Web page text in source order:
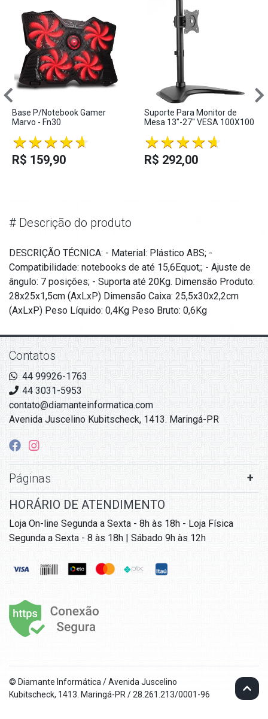
Base P/Notebook Gamer
Marvo - Fn30
R$ 159,90
Suporte Para Monitor de
Mesa 13"-27'' VESA 100X100
R$ 292,00
# Descrição do produto
DESCRIÇÃO TÉCNICA: - Material: Plástico ABS; -
Compatibilidade: notebooks de até 15,6Equot;; - Ajuste de
ângulo: 7 posições; - Suporta até 20Kg. Dimensão Produto:
28x25x1,5cm (AxLxP) Dimensão Caixa: 25,5x30x2,2cm
(AxLxP) Peso Líquido: 0,4Kg Peso Bruto: 0,6Kg
Contatos
44 99926-1763
44 3031-5953
contato@diamanteinformatica.com
Avenida Juscelino Kubitscheck, 1413. Maringá-PR
Páginas
HORÁRIO DE ATENDIMENTO
Loja On-line Segunda a Sexta - 8h às 18h - Loja Física
Segunda a Sexta - 8 às 18h | Sábado 9h às 12h
© Diamante Informática / Avenida Juscelino
Kubitscheck, 1413. Maringá-PR / 28.261.213/0001-96